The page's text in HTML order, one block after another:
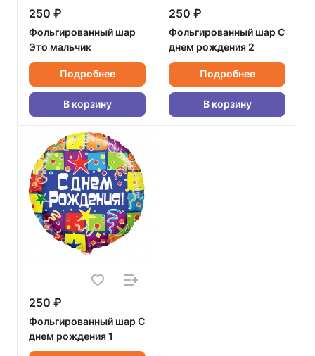
250 ₽
Фольгированный шар
Это мальчик
Подробнее
В корзину
250 ₽
Фольгированный шар С
днем рождения 2
Подробнее
В корзину
250 ₽
Фольгированный шар С
днем рождения 1